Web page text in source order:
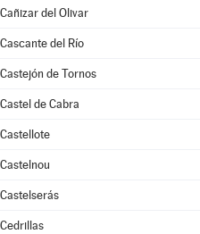
Cañizar del Olivar
Cascante del Río
Castejón de Tornos
Castel de Cabra
Castellote
Castelnou
Castelserás
Cedrillas